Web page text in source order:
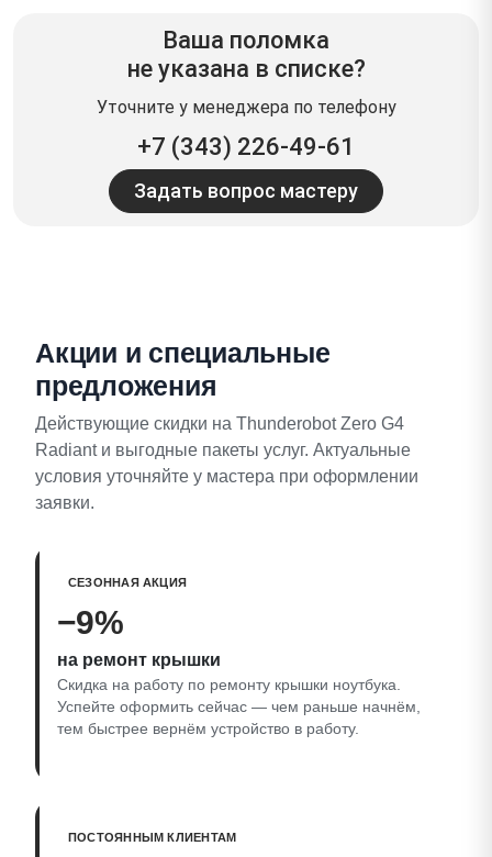
Ваша поломка
не указана в списке?
Уточните у менеджера по телефону
+7 (343) 226-49-61
Задать вопрос мастеру
Акции и специальные
предложения
Действующие скидки на Thunderobot Zero G4
Radiant и выгодные пакеты услуг. Актуальные
условия уточняйте у мастера при оформлении
заявки.
СЕЗОННАЯ АКЦИЯ
−9%
на ремонт крышки
Скидка на работу по ремонту крышки ноутбука.
Успейте оформить сейчас — чем раньше начнём,
тем быстрее вернём устройство в работу.
ПОСТОЯННЫМ КЛИЕНТАМ